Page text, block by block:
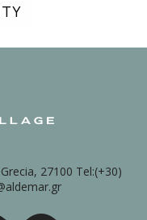
27100 Tel:(+30)